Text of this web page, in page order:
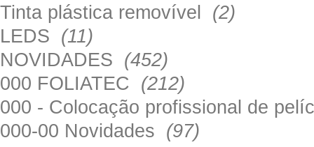
Tinta plástica removível (2)
LEDS (11)
NOVIDADES (452)
000 FOLIATEC (212)
000 - Colocação profissional de
000-00 Novidades (97)